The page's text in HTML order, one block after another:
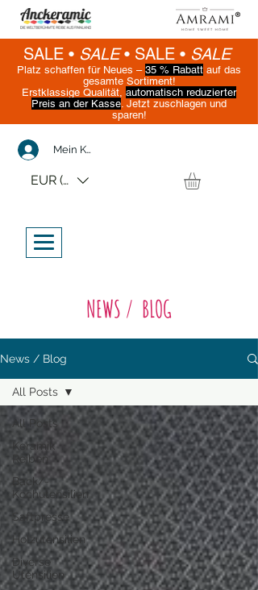
SALE • SALE• SALE • SALE
Platz schaffen für Neues – 35 % Rabatt auf das
gesamte Sortiment!
Erstklassige Qualität, automatisch reduzierter
Preis an der Kasse. Jetzt zuschlagen und
sparen!
Mein Konto
EUR (€)
NEWS / BLOG
News / Blog
All Posts
Keramik
Reiben
Back/-
Kochutensilien
Saftpresse
Holzutensilien
Diverse
Utensilien
All Posts